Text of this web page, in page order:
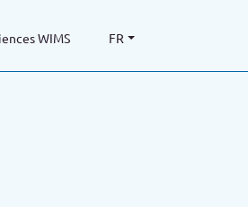
WIMS FR